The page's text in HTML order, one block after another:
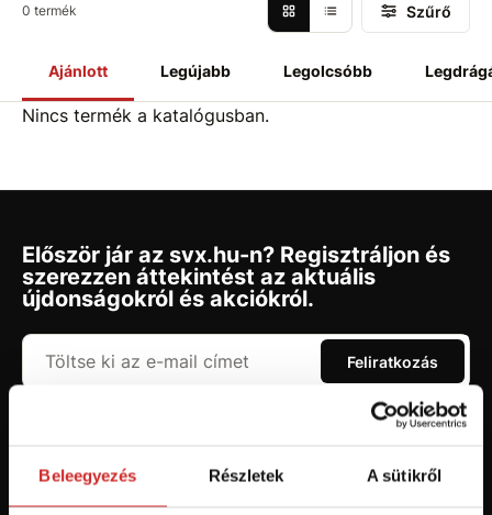
Beleegyezés Részletek A sütikről
Ajánlott Legújabb Legolcsóbb
0 termék Szűrő
Nincs termék a katalógusban.
Először jár az svx.hu-n? Regisztráljon és
szerezzen áttekintést az aktuális
újdonságokról és akciókról.
Feliratkozás
Hozzájárulok a személyes adatok feldolgozásához üzleti
ajánlott!